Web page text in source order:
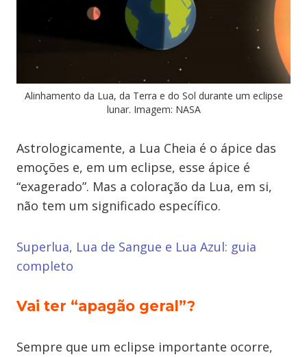
Alinhamento da Lua, da Terra e do Sol durante um eclipse
lunar. Imagem: NASA
Astrologicamente, a Lua Cheia é o ápice das
emoções e, em um eclipse, esse ápice é
“exagerado”. Mas a coloração da Lua, em si,
não tem um significado específico.
Superlua, Lua de Sangue e Lua Azul: guia
completo
Vai ter “apagão geral”?
Sempre que um eclipse importante ocorre,